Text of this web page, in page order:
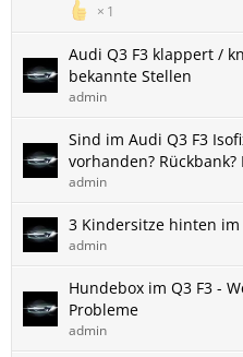
1
Audi ​Q3 F3 klappert /
bekannte Stellen
admin
Sind im Audi Q3 F3
vorhanden?
admin
3 Kindersitze hinten im
admin
Hundebox im Q3 F3 -
Probleme
admin